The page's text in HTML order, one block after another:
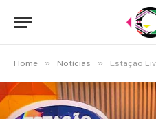
Home » Notícias » Estação Livre desta